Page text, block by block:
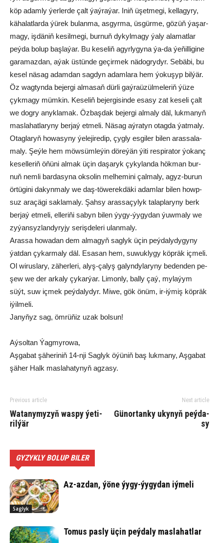
köp adam­ly ýer­ler­de çalt ýaý­ra­ýar. Iniň üşet­me­gi, kel­la­gy­ry,
kä­ha­lat­lar­da ýü­rek bu­lan­ma, as­gyr­ma, üs­gür­me, gö­züň ýa­şar­
ma­gy, iş­dä­niň ke­sil­me­gi, bur­nuň dy­kyl­ma­gy ýa­ly ala­mat­lar
peý­da bo­lup baş­la­ýar. Bu ke­se­liň agyr­ly­gy­na ýa-da ýe­ňil­li­gi­ne
ga­ra­maz­dan, aýak üs­tün­de ge­çir­mek nä­dog­ry­dyr. Se­bä­bi, bu
ke­sel nä­sag adam­dan sag­dyn adam­la­ra hem ýo­ku­şyp bil­ýär.
Öz wag­tyn­da be­jer­gi al­ma­saň dür­li gaý­raü­zül­me­le­riň ýü­ze
çyk­ma­gy müm­kin. Ke­se­liň be­jer­gi­sin­de esa­sy zat ke­se­li çalt
we dog­ry anyk­la­mak. Öz­baş­dak be­jer­gi al­ma­ly däl, luk­ma­nyň
mas­la­hat­la­ry­ny ber­jaý et­me­li. Nä­sag aý­ra­tyn otag­da ýat­ma­ly.
Otag­la­ryň ho­wa­sy­ny ýe­le­ji­re­dip, çyg­ly es­gi­ler bi­len aras­sa­la­
ma­ly. Şeý­le hem möw­süm­le­ýin dö­re­ýän ýi­ti res­pi­ra­tor ýo­kanç
ke­sel­le­riň öňü­ni al­mak üçin da­şa­ryk çy­ky­lan­da hök­man bur­
nuň nem­li bar­da­sy­na ok­so­lin mel­he­mi­ni çal­ma­ly, agyz-bu­run
ör­tü­gi­ni da­kyn­ma­ly we daş-tö­we­rek­dä­ki adam­lar bi­len howp­
suz ara­çä­gi sak­la­ma­ly. Şah­sy aras­sa­çy­lyk ta­lap­la­ry­ny berk
ber­jaý et­me­li, el­le­ri­ňi sa­byn bi­len ýy­gy-ýy­gy­dan ýuw­ma­ly we
zy­ýan­syz­lan­dy­ry­jy se­riş­de­leri ulan­ma­ly.
Aras­sa ho­wa­dan dem al­ma­gyň sag­lyk üçin peý­da­ly­dy­gy­ny
ýat­dan çy­kar­ma­ly däl. Esa­san hem, su­wuk­ly­gy köp­räk iç­me­li.
Ol wi­rus­la­ry, zä­her­le­ri, alyş-ça­lyş ga­lyn­dy­la­ry­ny be­den­den pe­
şew we der ar­ka­ly çy­kar­ýar. Li­mon­ly, bal­ly çaý, my­la­ýym
süýt, suw iç­mek peý­da­ly­dyr. Mi­we, gök önüm, ir-iý­miş köp­räk
iýil­me­li.
Ja­ny­ňyz sag, öm­rü­ňiz uzak bol­sun!
Aý­sol­tan Ýag­my­ro­wa,
Aş­ga­bat şä­he­ri­niň 14-nji Sag­lyk öýü­niň baş luk­ma­ny, Aş­ga­bat
şä­her Halk mas­la­ha­ty­nyň ag­za­sy.
Previous article
Wa­ta­ny­my­zyň was­py ýe­ti­
ril­ýär
Next article
Gü­nor­tan­ky ukynyň peý­da­
sy
GYZYKLY BOLUP BILER
Saglyk
Az-azdan, ýöne ýygy-ýygydan iýmeli
Tomus pasly üçin peýdaly maslahatlar